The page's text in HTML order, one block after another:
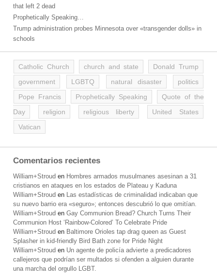
that left 2 dead
Prophetically Speaking…
Trump administration probes Minnesota over «transgender dolls» in
schools
Catholic Church church and state
Donald Trump
government
LGBTQ natural disaster
politics
Pope Francis
Prophetically Speaking
Quote of the
Day
religion religious liberty
United States
Vatican
Comentarios recientes
William+Stroud en Hombres armados musulmanes asesinan a 31
cristianos en ataques en los estados de Plateau y Kaduna
William+Stroud en Las estadísticas de criminalidad indicaban que
su nuevo barrio era «seguro»; entonces descubrió lo que omitían.
William+Stroud en Gay Communion Bread? Church Turns Their
Communion Host ‘Rainbow-Colored’ To Celebrate Pride
William+Stroud en Baltimore Orioles tap drag queen as Guest
Splasher in kid-friendly Bird Bath zone for Pride Night
William+Stroud en Un agente de policía advierte a predicadores
callejeros que podrían ser multados si ofenden a alguien durante
una marcha del orgullo LGBT.